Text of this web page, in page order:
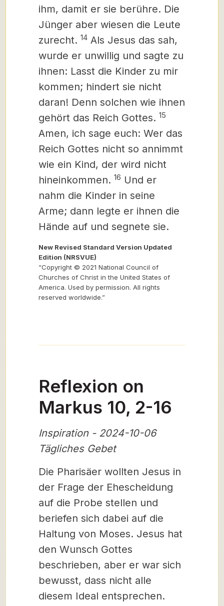
ihm, damit er sie berühre. Die
Jünger aber wiesen die Leute
zurecht. 14 Als Jesus das sah,
wurde er unwillig und sagte zu
ihnen: Lasst die Kinder zu mir
kommen; hindert sie nicht
daran! Denn solchen wie ihnen
gehört das Reich Gottes. 15
Amen, ich sage euch: Wer das
Reich Gottes nicht so annimmt
wie ein Kind, der wird nicht
hineinkommen. 16 Und er
nahm die Kinder in seine
Arme; dann legte er ihnen die
Hände auf und segnete sie.
New Revised Standard Version Updated
Edition (NRSVUE)
“Copyright © 2021 National Council of
Churches of Christ in the United States of
America. Used by permission. All rights
reserved worldwide.”
Reflexion on
Markus 10, 2-16
Inspiration - 2024-10-06
Tägliches Gebet
Die Pharisäer wollten Jesus in
der Frage der Ehescheidung
auf die Probe stellen und
beriefen sich dabei auf die
Haltung von Moses. Jesus hat
den Wunsch Gottes
beschrieben, aber er war sich
bewusst, dass nicht alle
diesem Ideal entsprechen.